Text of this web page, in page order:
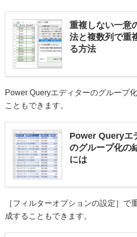
重複しない一意
法と複数列で重
る方法
Power Queryエディターのグループ
こともできます。
Power Queryエ
のグループ化の
には
［フィルターオプションの設定］で
成することもできます。